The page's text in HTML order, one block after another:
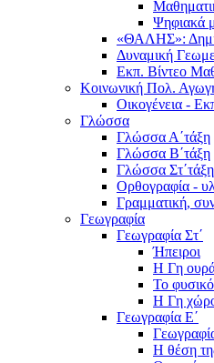
Ψηφιακά
«ΘΑΛΗΣ»:
Δυναμική
Εκπ. Βίντεο
Κοινωνική Πολ.
Οικογένεια -
Γλώσσα
Γλώσσα Α΄τάξη
Γλώσσα Β΄τάξη
Γλώσσα Στ΄τάξη
Ορθογραφία -
Γραμματική,
Γεωγραφία
Γεωγραφία Στ΄
Ήπειροι
Η Γη
Το
Η Γη
Γεωγραφία Ε΄
Η θέση